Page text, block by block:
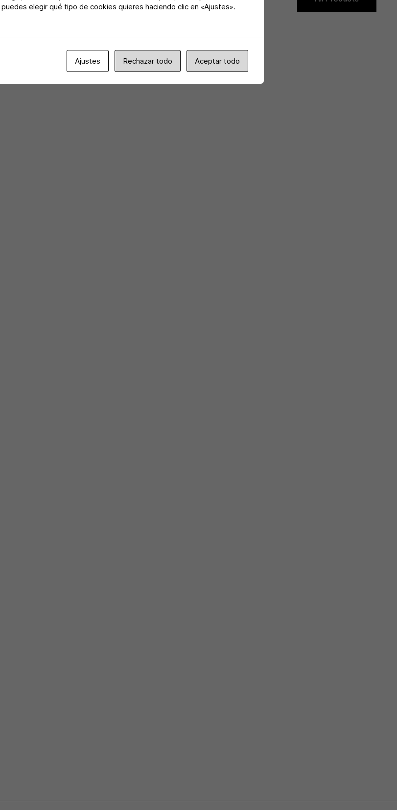
elegir qué tipo de cookies quieres haciendo clic en «Ajustes».
Ajustes Rechazar todo Aceptar todo